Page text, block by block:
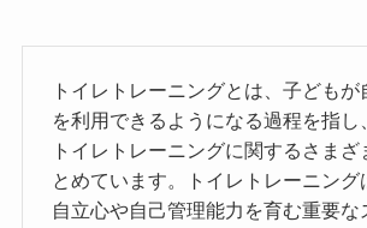
トイレトレーニングとは、子どもが
を利用できるようになる過程を指し
トイレトレーニングに関するさまざ
とめています。トイレトレーニング
自立心や自己管理能力を育む重要な